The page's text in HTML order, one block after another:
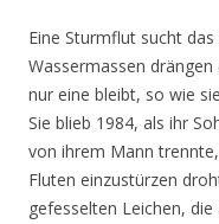
Eine Sturmflut sucht
Wassermassen
nur eine bleibt, so wie
Sie blieb 1984, als ihr
von ihrem Mann
Fluten einzustürzen
gefesselten Leichen,